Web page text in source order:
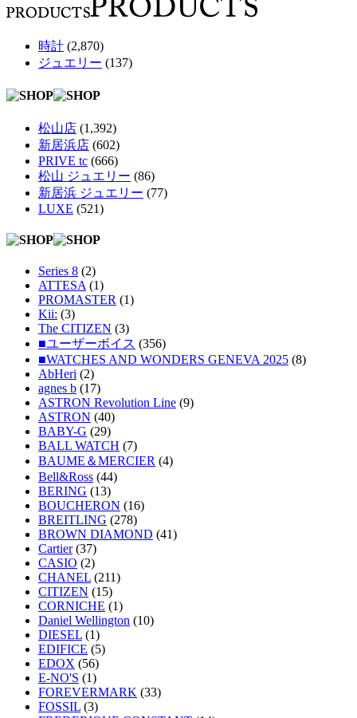
時計 (2,870)
ジュエリー (137)
松山店 (1,392)
新居浜店 (602)
PRIVE tc (666)
松山 ジュエリー (86)
新居浜 ジュエリー (77)
LUXE (521)
Series 8 (2)
ATTESA (1)
PROMASTER (1)
Kii: (3)
The CITIZEN (3)
■ユーザーボイス (356)
■WATCHES AND WONDERS GENEVA 2025 (8)
AbHeri (2)
agnes b (17)
ASTRON Revolution Line (9)
ASTRON (40)
BABY-G (29)
BALL WATCH (7)
BAUME＆MERCIER (4)
Bell&Ross (44)
BERING (13)
BOUCHERON (16)
BREITLING (278)
BROWN DIAMOND (41)
Cartier(37)
CASIO (2)
CHANEL (211)
CITIZEN (15)
CORNICHE (1)
Daniel Wellington (10)
DIESEL (1)
EDIFICE (5)
EDOX (56)
E-NO'S (1)
FOREVERMARK (33)
FOSSIL (3)